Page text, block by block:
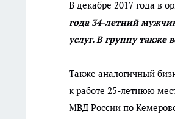
В декабре 2017 года в
года 34-летний
услуг. В группу также
Также аналогичный
к работе 25-летнюю
МВД России по